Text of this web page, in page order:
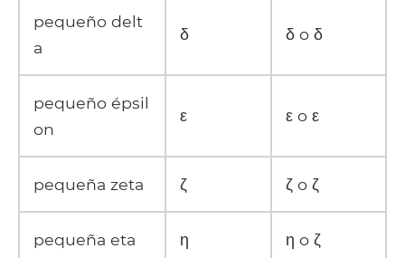
pequeño delt
a
δ δ o δ
pequeño épsil
on
ε ε o ε
pequeña zeta ζ ζ o ζ
pequeña eta η η o ζ